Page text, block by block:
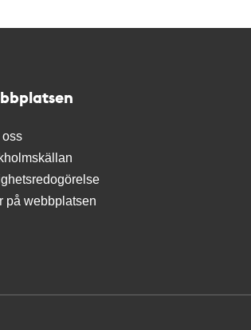
oss
på webbplatsen